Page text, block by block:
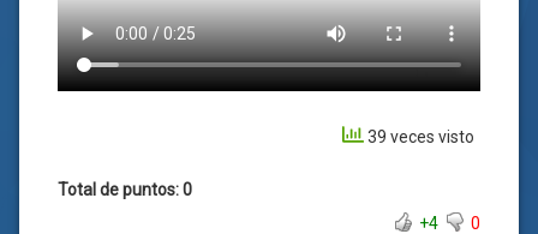
39 veces visto
Total de puntos: 0
+4
0